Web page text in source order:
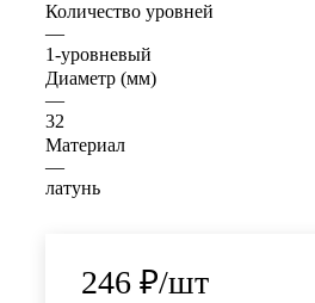
Количество уровней
—
1-уровневый
Диаметр (мм)
—
32
Материал
—
латунь
246 ₽/шт